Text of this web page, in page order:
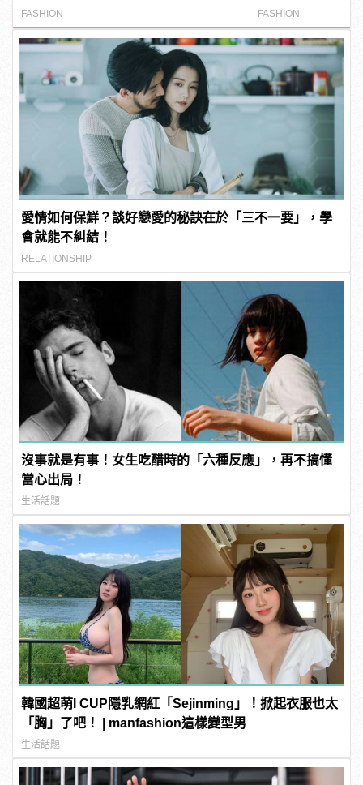
FASHION FASHION
愛情如何保鮮？談好戀愛的秘訣在於「三不一要」，學
會就能不糾結！
RELATIONSHIP
沒事就是有事！女生吃醋時的「六種反應」，再不搞懂
當心出局！
生活話題
韓國超萌I CUP隱乳網紅「Sejinming」！掀起衣服也太
「胸」了吧！ | manfashion這樣變型男
生活話題